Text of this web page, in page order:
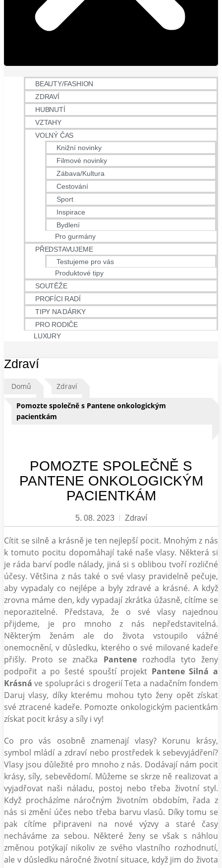
BEAUTY/FASHION
ZDRAVÍ
HUBNUTÍ
VZTAHY
VOLNÝ ČAS
Knižní novinky
Filmové novinky
Zábava/Kultura
Cestování
Sport
Inspirace
Bydlení
Pro gurmány
PŘEDSTAVUJEME
Testujeme pro vás
Produktové tipy
SOUTĚŽE
PROFÍCI RADÍ
TIPY NA DÁRKY
PRO RODIČE
LUXURY
Zdraví
Domů Zdraví
Pomozte společně s Pantene onkologickým
pacientkám
POMOZTE SPOLEČNĚ S
PANTENE ONKOLOGICKÝM
PACIENTKÁM
5. 08. 2023 Zdraví
Cítit se silně a krásně je ten nejlepší pocit. Mnohým z nás
k tomuto pocitu dopomáhají také naše vlasy. Některá si
je ráda barví podle nálady, jiná si s oblibou tvoří rozličné
účesy. Většina z nás také o své vlasy pravidelně pečuje,
aby vypadaly co nejlépe a byly zdravé a krásné. A když
zrovna máme den, kdy vypadají zkrátka úžasně, cítíme se
neporazitelné. Představa, že o své vlasy najednou
přijdeme, je pro mnoho z nás nepředstavitelná.
Některým ženám ale do života vstoupilo vážné
onemocnění, v důsledku, kterého o své milované kadeře
přišly. Proto se značka Pantenerozhodla tyto ženy
podpořit a po šesté spouští projekt Pantene Silná a
Krásná ve spolupráci s drogerií Teta a nadačním fondem
Daruj vlasy, díky kterému mohou tyto ženy opět získat
své ztracené kadeře. Pomozte onkologickým pacientkám
získat pocit krásy a síly i vy!
Co pro vás osobně znamenají vlasy? Korunu krásy,
symbol mládí a zdraví nebo prostředek k sebevyjádření?
Vlasy jsou důležité pro mnoho z nás. Dodávají nám pocit
krásy, síly, sebevědomí. Můžeme se skrze ně realizovat a
vyjadřovat naši náladu, postoj nebo třeba životní styl.
Když procházíme náročným životním obdobím, řada z
nás si změní účes nebo třeba barvu vlasů. Díky tomu se
pak cítíme připraveni na nové výzvy a staré časy
necháváme za sebou. Některé ženy se však s náhlou
změnou potýkají nikoliv ze svého vlastního rozhodnutí,
ale v důsledku náročné životní situace, když jim do života